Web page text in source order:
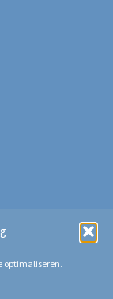
optimaliseren.